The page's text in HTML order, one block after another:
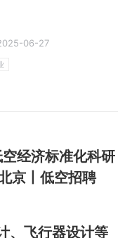
06-27
经济标准化科研
京丨低空招聘
、飞行器设计等